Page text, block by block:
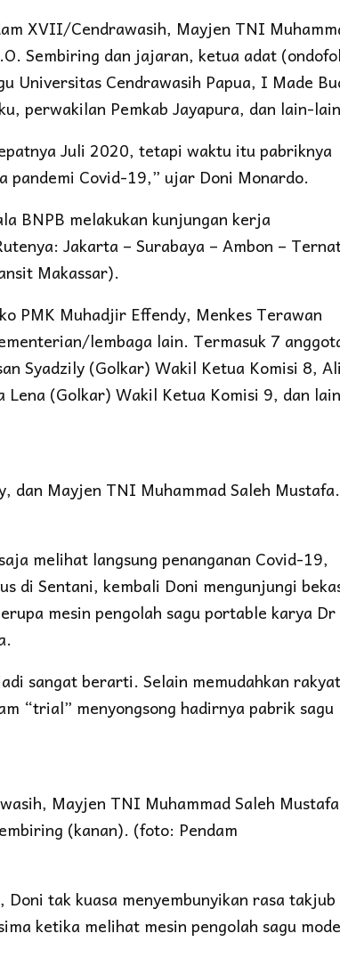
XVII/Cendrawasih, Mayjen TNI
Sembiring dan jajaran, ketua adat
Universitas Cendrawasih Papua, I Made
perwakilan Pemkab Jayapura, dan lain-
Juli 2020, tetapi waktu itu pabriknya
pandemi Covid-19,” ujar Doni Monardo.
BNPB melakukan kunjungan kerja
Jakarta – Surabaya – Ambon –
Makassar).
PMK Muhadjir Effendy, Menkes Terawan
lembaga lain. Termasuk 7
Syadzily (Golkar) Wakil Ketua Komisi 8,
(Golkar) Wakil Ketua Komisi 9, dan
dan Mayjen TNI Muhammad Saleh Mustafa.
melihat langsung penanganan Covid-19,
di Sentani, kembali Doni mengunjungi
mesin pengolah sagu portable karya
sangat berarti. Selain memudahkan rakyat
“trial” menyongsong hadirnya pabrik sagu
Mayjen TNI Muhammad Saleh Mustafa
(kanan). (foto: Pendam
tak kuasa menyembunyikan rasa takjub
ketika melihat mesin pengolah sagu